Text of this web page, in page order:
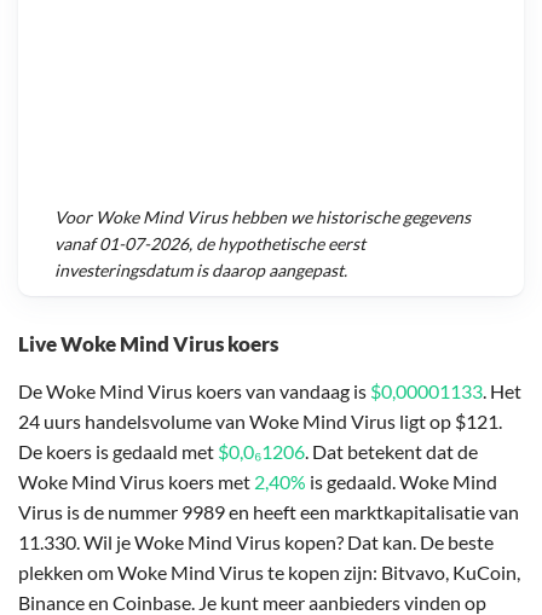
Live Woke Mind Virus koers
De Woke Mind Virus koers van vandaag is $0,00001133. Het
24 uurs handelsvolume van Woke Mind Virus ligt op $121.
De koers is gedaald met $0,0₆1206. Dat betekent dat de
Woke Mind Virus koers met 2,40% is gedaald. Woke Mind
Virus is de nummer 9989 en heeft een marktkapitalisatie van
11.330. Wil je Woke Mind Virus kopen? Dat kan. De beste
plekken om Woke Mind Virus te kopen zijn: Bitvavo, KuCoin,
Binance en Coinbase. Je kunt meer aanbieders vinden op
Voor Woke Mind Virushebben we historische gegevens
vanaf01-07-2026, de hypothetische eerst
investeringsdatum is daarop aangepast.